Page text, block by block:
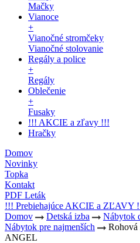
Mačky
Vianoce
+
Vianočné stromčeky
Vianočné stolovanie
Regály a police
+
Regály
Oblečenie
+
Fusaky
!!! AKCIE a zľavy !!!
Hračky
Domov
Novinky
Topka
Kontakt
PDF Leták
!!! Prebiehajúce AKCIE a ZĽAVY
Domov
Detská izba
Nábytok
Nábytok pre najmenších
Rohová
ANGEL